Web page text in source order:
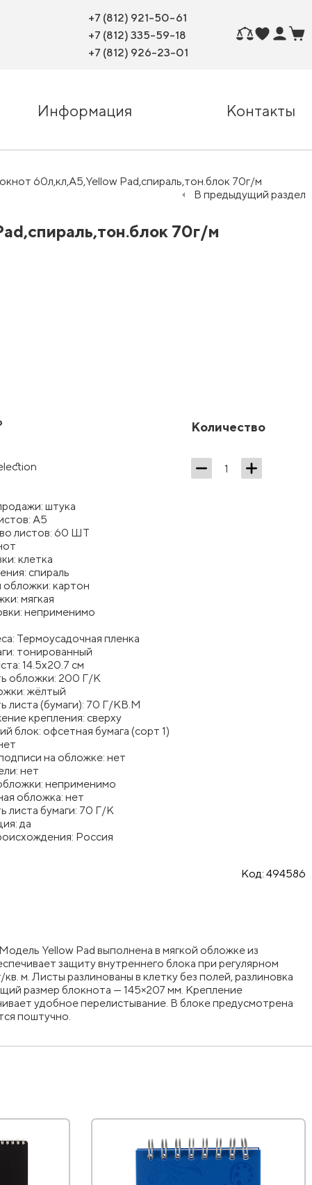
+7 (812) 921-50-61
+7 (812) 335-59-18
+7 (812) 926-23-01
Информация Контакты
60л,кл,А5,Yellow Pad,спираль,тон.блок 70г/м
В предыдущий раздел
70г/м
штука
А5
листов: 60 ШТ
клетка
спираль
картон
мягкая
неприменимо
Термоусадочная пленка
тонированный
14.5x20.7 см
обложки: 200 Г/К
жёлтый
листа (бумаги): 70 Г/КВ.М
крепления: сверху
блок: офсетная бумага (сорт 1)
на обложке: нет
нет
неприменимо
обложка: нет
листа бумаги: 70 Г/К
да
Россия
Количество
Код: 494586
Yellow Pad выполнена в мягкой обложке из
защиту внутреннего блока при регулярном
м. Листы разлинованы в клетку без полей, разлиновка
размер блокнота — 145×207 мм. Крепление
удобное перелистывание. В блоке предусмотрена
поштучно.